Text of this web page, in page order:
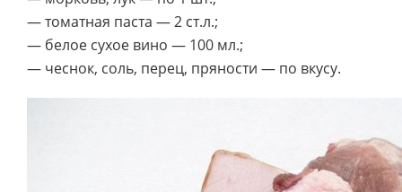
— томатная паста — 2 ст.л.;
— белое сухое вино — 100 мл.;
— чеснок, соль, перец, пряности — по вкусу.